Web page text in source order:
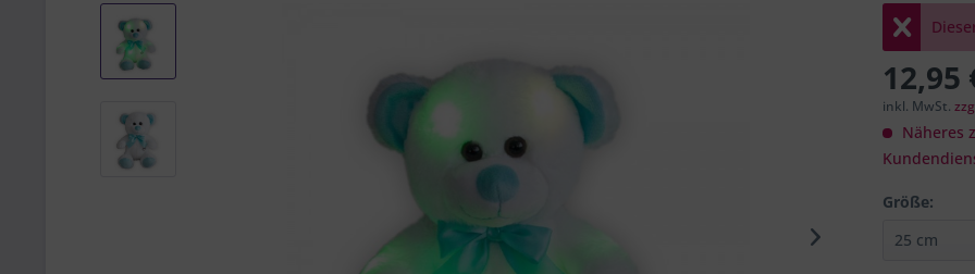
12,95
inkl. MwSt.
Näheres
Größe: